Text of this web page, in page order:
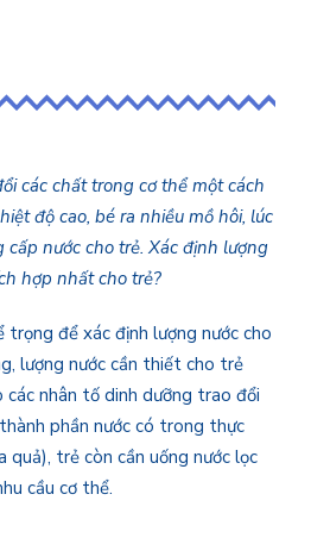
các chất trong cơ thể một cách
độ cao, bé ra nhiều mồ hôi, lúc
nước cho trẻ. Xác định lượng
hợp nhất cho trẻ?
để xác định lượng nước cho
lượng nước cần thiết cho trẻ
các nhân tố dinh dưỡng trao đổi
phần nước có trong thực
quả), trẻ còn cần uống nước lọc
cầu cơ thể.